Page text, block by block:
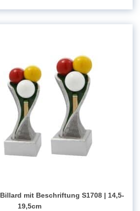
mit Beschriftung S1708 | 14,5-
19,5cm